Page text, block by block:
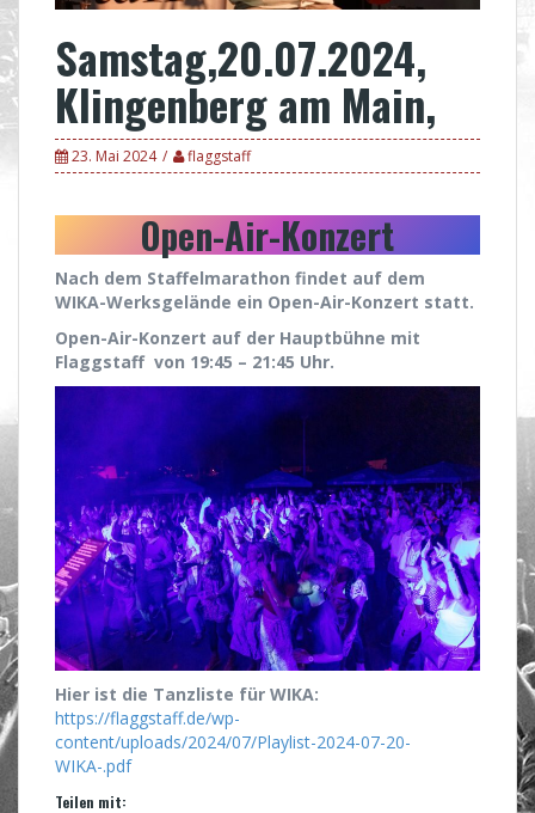
Samstag,20.07.2024,
Klingenberg am Main,
23. Mai 2024 flaggstaff
Open-Air-Konzert
Nach dem Staffelmarathon findet auf dem
WIKA-Werksgelände ein Open-Air-Konzert statt.
Open-Air-Konzert auf der Hauptbühne mit
Flaggstaff von 19:45 – 21:45 Uhr.
Hier ist die Tanzliste für WIKA:
https://flaggstaff.de/wp-
content/uploads/2024/07/Playlist-2024-07-20-
WIKA-.pdf
Teilen mit: